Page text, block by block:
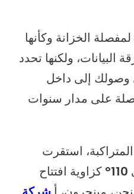
الخزانة وكأنها
ولكنها تحدد
وصولك إلى داخل
على مدار سنوات
استقرت
110° كزاوية افتتاح